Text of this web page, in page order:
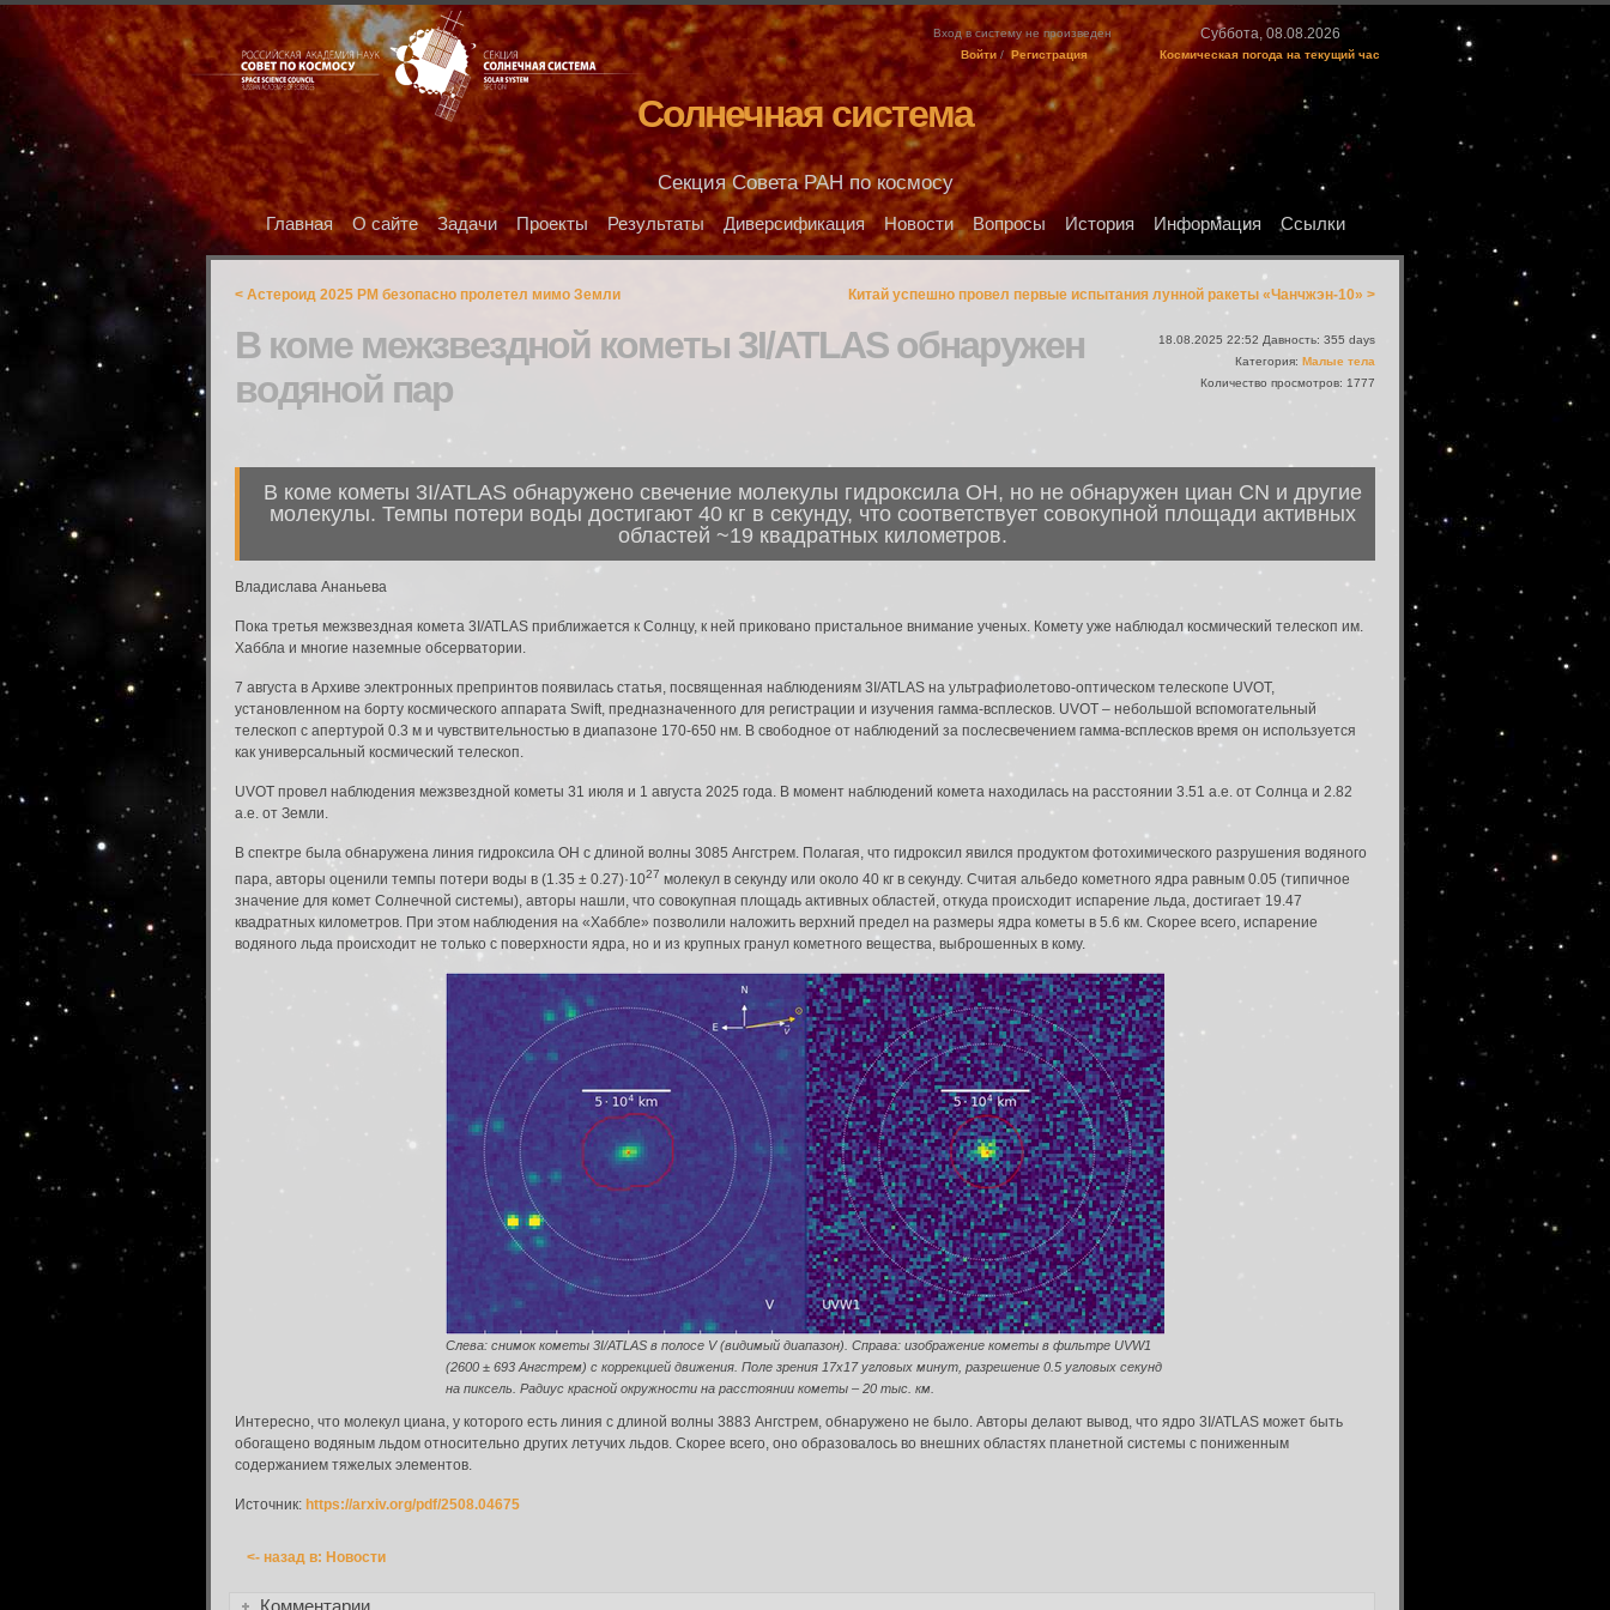
Суббота, 08.08.2026
Космическая погода на текущий час
Вход в систему не произведен
Войти / Регистрация
Солнечная система
Секция Совета РАН по космосу
Главная О сайте Задачи Проекты Результаты Диверсификация Новости Вопросы История Информация Ссылки
Китай успешно провел первые испытания лунной ракеты «Чанчжэн-10» >
< Астероид 2025 PM безопасно пролетел мимо Земли
18.08.2025 22:52 Давность: 355 days
Категория: Малые тела
Количество просмотров: 1777
В коме межзвездной кометы 3I/ATLAS обнаружен
водяной пар
В коме кометы 3I/ATLAS обнаружено свечение молекулы гидроксила OH, но не обнаружен циан CN и другие
молекулы. Темпы потери воды достигают 40 кг в секунду, что соответствует совокупной площади активных
областей ~19 квадратных километров.
Владислава Ананьева
Пока третья межзвездная комета 3I/ATLAS приближается к Солнцу, к ней приковано пристальное внимание ученых. Комету уже наблюдал космический телескоп им.
Хаббла и многие наземные обсерватории.
7 августа в Архиве электронных препринтов появилась статья, посвященная наблюдениям 3I/ATLAS на ультрафиолетово-оптическом телескопе UVOT,
установленном на борту космического аппарата Swift, предназначенного для регистрации и изучения гамма-всплесков. UVOT – небольшой вспомогательный
телескоп с апертурой 0.3 м и чувствительностью в диапазоне 170-650 нм. В свободное от наблюдений за послесвечением гамма-всплесков время он используется
как универсальный космический телескоп.
UVOT провел наблюдения межзвездной кометы 31 июля и 1 августа 2025 года. В момент наблюдений комета находилась на расстоянии 3.51 а.е. от Солнца и 2.82
а.е. от Земли.
В спектре была обнаружена линия гидроксила OH с длиной волны 3085 Ангстрем. Полагая, что гидроксил явился продуктом фотохимического разрушения водяного
пара, авторы оценили темпы потери воды в (1.35 ± 0.27)·1027 молекул в секунду или около 40 кг в секунду. Считая альбедо кометного ядра равным 0.05 (типичное
значение для комет Солнечной системы), авторы нашли, что совокупная площадь активных областей, откуда происходит испарение льда, достигает 19.47
квадратных километров. При этом наблюдения на «Хаббле» позволили наложить верхний предел на размеры ядра кометы в 5.6 км. Скорее всего, испарение
водяного льда происходит не только с поверхности ядра, но и из крупных гранул кометного вещества, выброшенных в кому.
Слева: снимок кометы 3I/ATLAS в полосе V (видимый диапазон). Справа: изображение кометы в фильтре UVW1
(2600 ± 693 Ангстрем) с коррекцией движения. Поле зрения 17х17 угловых минут, разрешение 0.5 угловых секунд
на пиксель. Радиус красной окружности на расстоянии кометы – 20 тыс. км.
Интересно, что молекул циана, у которого есть линия с длиной волны 3883 Ангстрем, обнаружено не было. Авторы делают вывод, что ядро 3I/ATLAS может быть
обогащено водяным льдом относительно других летучих льдов. Скорее всего, оно образовалось во внешних областях планетной системы с пониженным
содержанием тяжелых элементов.
Источник: https://arxiv.org/pdf/2508.04675
<- назад в: Новости
Введите имя пользователя и пароль для входа в систему:
Запомнить меня: